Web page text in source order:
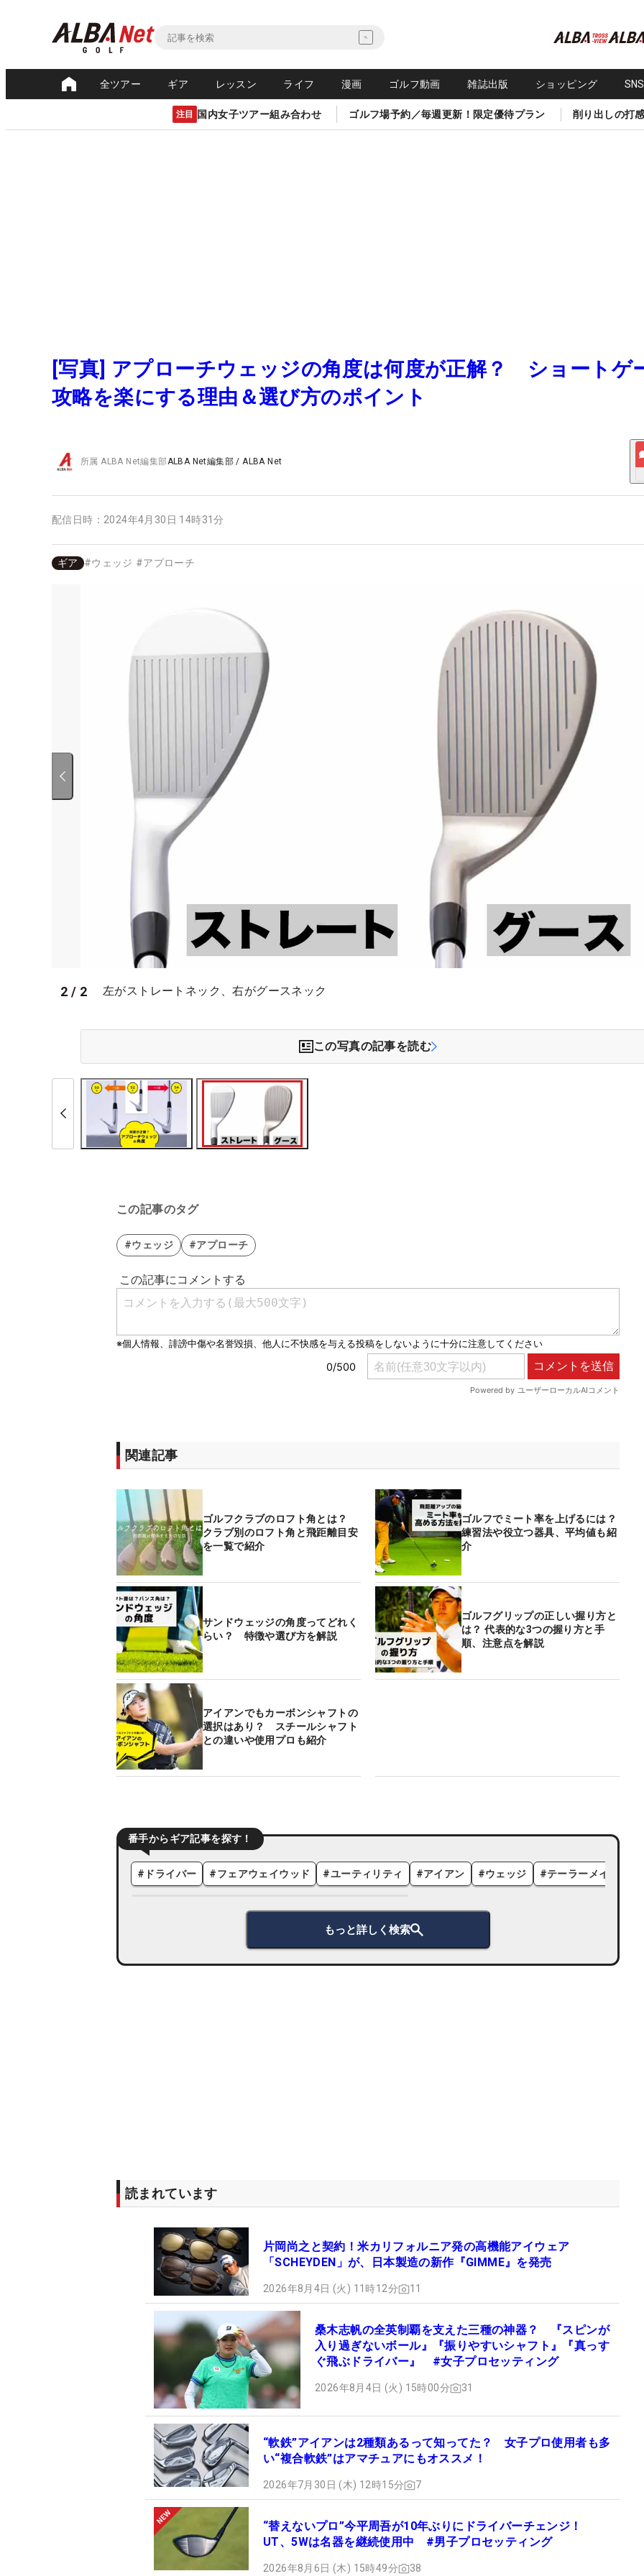
全ツアー ギア レッスン ライフ 漫画 ゴルフ動画 雑誌出版 ショッピング
注目 国内女子ツアー組み合わせ ゴルフ場予約／毎週更新！限定優待プラン 削り出しの打
[写真] アプローチウェッジの角度は何度が正解？ ショートゲ
攻略を楽にする理由＆選び方のポイント
所属ALBA Net編集部ALBA Net編集部 /ALBA Net
配信日時： 2024年4月30日 14時31分
ギア #ウェッジ #アプローチ
2 / 2 左がストレートネック、右がグースネック
この写真の記事を読む
この記事のタグ
#ウェッジ #アプローチ
関連記事
ゴルフクラブのロフト角とは？
クラブ別のロフト角と飛距離目安
を一覧で紹介
ゴルフでミート率を上げるには？
練習法や役立つ器具、平均値も紹
介
サンドウェッジの角度ってどれく
らい？ 特徴や選び方を解説
ゴルフグリップの正しい握り方と
は？ 代表的な3つの握り方と手
順、注意点を解説
アイアンでもカーボンシャフトの
選択はあり？ スチールシャフト
との違いや使用プロも紹介
番手からギア記事を探す！
# ドライバー #フェアウェイウッド #ユーティリティ #アイアン #ウェッジ #テーラーメイド
もっと詳しく検索
読まれています
片岡尚之と契約！米カリフォルニア発の高機能アイウェア
「SCHEYDEN」が、日本製造の新作『GIMME』を発売
2026年8月4日 (火) 11時12分 11
桑木志帆の全英制覇を支えた三種の神器？ 『スピンが
入り過ぎないボール』『振りやすいシャフト』『真っす
ぐ飛ぶドライバー』 #女子プロセッティング
2026年8月4日 (火) 15時00分 31
“軟鉄”アイアンは2種類あるって知ってた？ 女子プロ使用者も多
い“複合軟鉄”はアマチュアにもオススメ！
2026年7月30日 (木) 12時15分 7
“替えないプロ”今平周吾が10年ぶりにドライバーチェンジ！
UT、5Wは名器を継続使用中 #男子プロセッティング
2026年8月6日 (木) 15時49分 38